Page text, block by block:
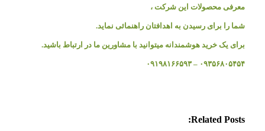
معرفی محصولات این شرکت ،
شما را برای رسیدن به اهدافتان راهنمائی نماید.
برای یک خرید هوشمندانه میتوانید با مشاورین ما در ارتباط باشید.
۰۹۳۵۶۸۰۵۴۵۴ – ۰۹۱۹۸۱۶۶۵۹۳
Related Posts: